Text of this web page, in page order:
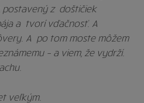
postavený z doštičiek
a tvorí vďačnosť. A
A po tom moste môžem
– a viem, že vydrží.
veľkým.